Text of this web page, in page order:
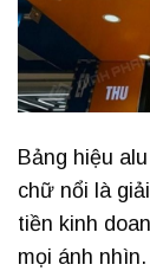
Bảng hiệu
chữ nổi là
tiền kinh
mọi ánh